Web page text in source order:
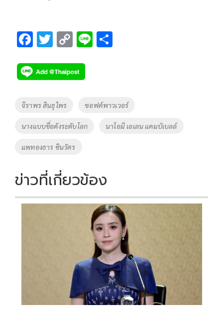
F
e
b
o
k
T
tt
er
C
p
y
Li
n
k
Li
Tags
จิราพร สินธุไพร ซอฟต์พาวเวอร์
นางแบบชื่อดังระดับโลก นาโอมิ เอเลน แคมป์เบลล์
แพทองธาร ชินวัตร
ข่าวที่เกี่ยวข้อง